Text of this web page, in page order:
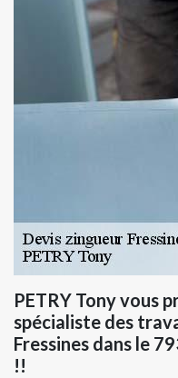
PETRY Tony vous
spécialiste des
Fressines dans le
!!